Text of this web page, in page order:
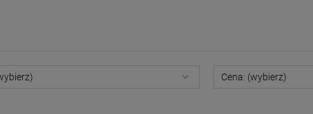
Cena: (wybierz)